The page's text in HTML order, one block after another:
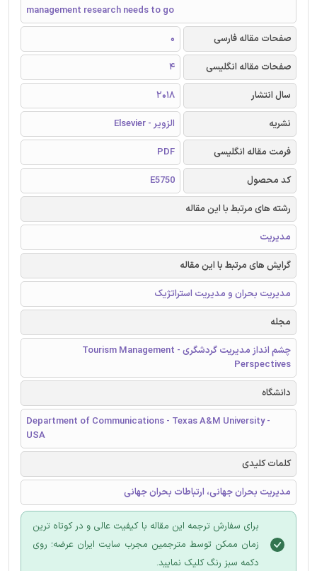
management research needs to go
صفحات مقاله فارسی
0
صفحات مقاله انگلیسی
4
سال انتشار
2018
نشریه
الزویر - Elsevier
فرمت مقاله انگلیسی
PDF
کد محصول
E5750
رشته های مرتبط با این مقاله
مدیریت
گرایش های مرتبط با این مقاله
مدیریت بحران و مدیریت استراتژیک
مجله
چشم انداز مدیریت گردشگری - Tourism Management
Perspectives
دانشگاه
Department of Communications - Texas A&M University -
USA
کلمات کلیدی
مدیریت بحران جهانی، ارتباطات بحران جهانی
برای سفارش ترجمه این مقاله با کیفیت عالی و در کوتاه ترین
زمان ممکن توسط مترجمین مجرب سایت ایران عرضه؛ روی
دکمه سبز رنگ کلیک نمایید.